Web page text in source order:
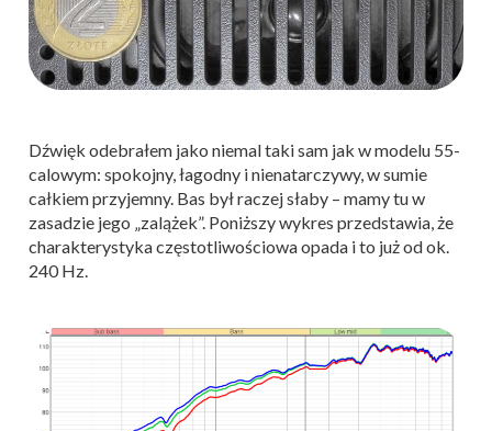
Dźwięk odebrałem jako niemal taki sam jak w modelu 55-
calowym: spokojny, łagodny i nienatarczywy, w sumie
całkiem przyjemny. Bas był raczej słaby – mamy tu w
zasadzie jego „zalążek”. Poniższy wykres przedstawia, że
charakterystyka częstotliwościowa opada i to już od ok.
240 Hz.